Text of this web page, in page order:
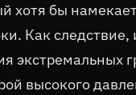
хотя бы
Как
экстремальных
высокого